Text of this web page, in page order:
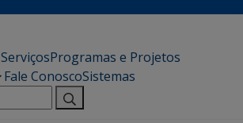
ServiçosProgramas e Projetos
Fale ConoscoSistemas